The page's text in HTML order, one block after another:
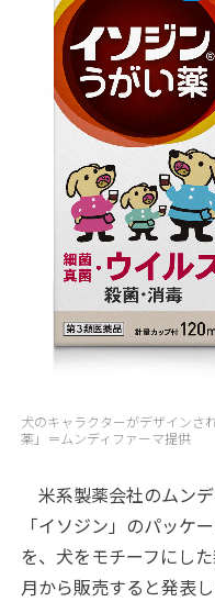
犬のキャラクターがデザインさ
薬」＝ムンディファーマ提供
米系製薬会社のムン
「イソジン」のパッケ
を、犬をモチーフにし
月から販売すると発表し